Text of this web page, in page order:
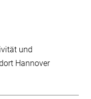
und
Hannover